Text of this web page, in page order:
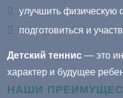
улучшить физическую
подготовиться и
Детский теннис — это
характер и будущее
НАШИ